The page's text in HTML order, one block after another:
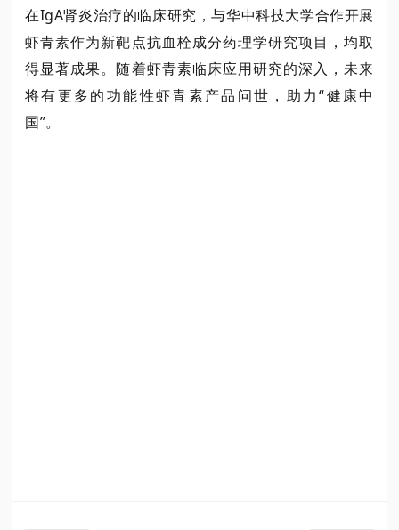
在IgA肾炎治疗的临床研究，与华中科技大学合作开展
虾青素作为新靶点抗血栓成分药理学研究项目，均取
得显著成果。随着虾青素临床应用研究的深入，未来
将有更多的功能性虾青素产品问世，助力“健康中
国”。